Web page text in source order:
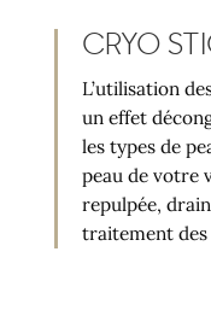
CRYO
L’utilisation
un effet
les types de
peau de votre
repulpée,
traitement des